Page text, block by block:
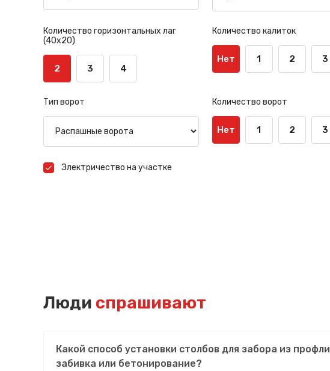
Количество горизонтальных лаг
(40х20)
2 3 4
Количество калиток
Нет 1 2 3
Тип ворот Количество ворот
Нет 1 2 3
Электричество на участке
Люди спрашивают
Какой способ установки столбов для забора из
забивка или бетонирование?